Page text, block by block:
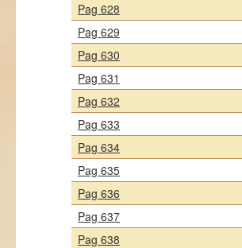
Pag 628
Pag 629
Pag 630
Pag 631
Pag 632
Pag 633
Pag 634
Pag 635
Pag 636
Pag 637
Pag 638